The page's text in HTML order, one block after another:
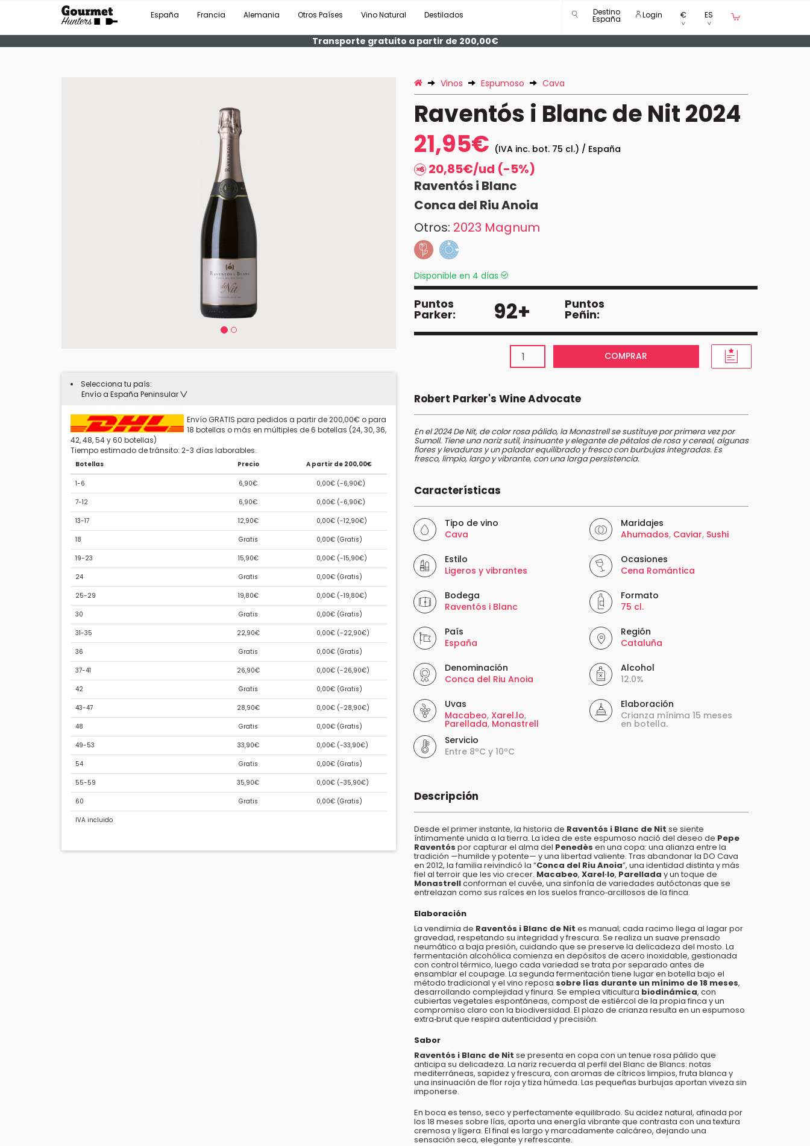
España Francia Alemania Otros Países Vino Natural Destilados Destino
España Login € ES
Transporte gratuito a partir de 200,00€
Selecciona tu país:
Envío a España Peninsular
Envío GRATIS para pedidos a partir de 200,00€ o para
18 botellas o más en múltiples de 6 botellas (24, 30, 36,
42, 48, 54 y 60 botellas)
Tiempo estimado de tránsito: 2-3 días laborables.
Botellas Precio A partir de 200,00€
1-6 6,90€ 0,00€ (-6,90€)
7-12 6,90€ 0,00€ (-6,90€)
13-17 12,90€ 0,00€ (-12,90€)
18 Gratis 0,00€ (Gratis)
19-23 15,90€ 0,00€ (-15,90€)
24 Gratis 0,00€ (Gratis)
25-29 19,80€ 0,00€ (-19,80€)
30 Gratis 0,00€ (Gratis)
31-35 22,90€ 0,00€ (-22,90€)
36 Gratis 0,00€ (Gratis)
37-41 26,90€ 0,00€ (-26,90€)
42 Gratis 0,00€ (Gratis)
43-47 28,90€ 0,00€ (-28,90€)
48 Gratis 0,00€ (Gratis)
49-53 33,90€ 0,00€ (-33,90€)
54 Gratis 0,00€ (Gratis)
55-59 35,90€ 0,00€ (-35,90€)
60 Gratis 0,00€ (Gratis)
IVA incluido
Vinos Espumoso Cava
Raventós i Blanc de Nit 2024
21,95€ (IVA inc. bot. 75 cl.) / España
20,85€/ud (-5%)
Raventós i Blanc
Conca del Riu Anoia
Otros: 2023 Magnum
Disponible en 4 días
Puntos
Parker: 92+ Puntos
Peñin:
COMPRAR
Robert Parker's Wine Advocate
En el 2024 De Nit, de color rosa pálido, la Monastrell se sustituye por primera vez por
Sumoll. Tiene una nariz sutil, insinuante y elegante de pétalos de rosa y cereal, algunas
flores y levaduras y un paladar equilibrado y fresco con burbujas integradas. Es
fresco, limpio, largo y vibrante, con una larga persistencia.
Características
Tipo de vino
Cava
Maridajes
Ahumados, Caviar, Sushi
Estilo
Ligeros y vibrantes
Ocasiones
Cena Romántica
Bodega
Raventós i Blanc
Formato
75 cl.
País
España
Región
Cataluña
Denominación
Conca del Riu Anoia
Alcohol
12.0%
Uvas
Macabeo, Xarel.lo,
Parellada, Monastrell
Servicio
Entre 8ºC y 10ºC
Elaboración
Crianza mínima 15 meses
en botella.
Descripción
Desde el primer instante, la historia de Raventós i Blanc de Nit se siente
íntimamente unida a la tierra. La idea de este espumoso nació del deseo de Pepe
Raventós por capturar el alma del Penedès en una copa: una alianza entre la
tradición —humilde y potente— y una libertad valiente. Tras abandonar la DO Cava
en 2012, la familia reivindicó la “Conca del Riu Anoia”, una identidad distinta y más
fiel al terroir que les vio crecer. Macabeo, Xarel·lo, Parellada y un toque de
Monastrellconforman el cuvée, una sinfonía de variedades autóctonas que se
entrelazan como sus raíces en los suelos franco‑arcillosos de la finca.
Elaboración
La vendimia de Raventós i Blanc de Nit es manual; cada racimo llega al lagar por
gravedad, respetando su integridad y frescura. Se realiza un suave prensado
neumático a baja presión, cuidando que se preserve la delicadeza del mosto. La
fermentación alcohólica comienza en depósitos de acero inoxidable, gestionada
con control térmico, luego cada variedad se trata por separado antes de
ensamblar el coupage. La segunda fermentación tiene lugar en botella bajo el
método tradicional y el vino reposa sobre lías durante un mínimo de 18 meses,
desarrollando complejidad y finura. Se emplea viticultura biodinámica, con
cubiertas vegetales espontáneas, compost de estiércol de la propia finca y un
compromiso claro con la biodiversidad. El plazo de crianza resulta en un espumoso
extra‑brut que respira autenticidad y precisión.
Sabor
Raventós i Blanc de Nit se presenta en copa con un tenue rosa pálido que
anticipa su delicadeza. La nariz recuerda al perfil del Blanc de Blancs: notas
mediterráneas, sapidez y frescura, con aromas de cítricos limpios, fruta blanca y
una insinuación de flor roja y tiza húmeda. Las pequeñas burbujas aportan viveza sin
imponerse.
En boca es tenso, seco y perfectamente equilibrado. Su acidez natural, afinada por
los 18 meses sobre lías, aporta una energía vibrante que contrasta con una textura
cremosa y ligera. El final es largo y marcadamente calcáreo, dejando una
sensación seca, elegante y refrescante.